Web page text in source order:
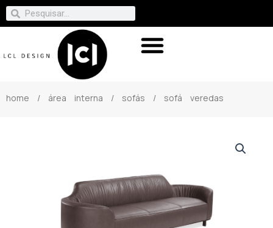
home / área interna / sofás / sofá veredas